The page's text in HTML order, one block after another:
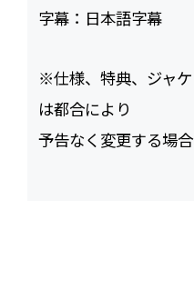
字幕： 日本語字幕
※仕様、特典、ジャ
は都合により
予告なく変更する場合